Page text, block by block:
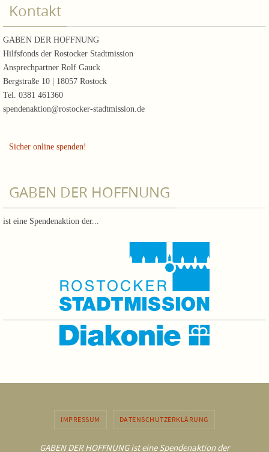
Kontakt
GABEN DER HOFFNUNG
Hilfsfonds der Rostocker Stadtmission
Ansprechpartner Rolf Gauck
Bergstraße 10 | 18057 Rostock
Tel. 0381 461360
spendenaktion@rostocker-stadtmission.de
Sicher online spenden!
GABEN DER HOFFNUNG
ist eine Spendenaktion der...
IMPRESSUM DATENSCHUTZERKLÄRUNG
GABEN DER HOFFNUNG ist eine Spendenaktion der